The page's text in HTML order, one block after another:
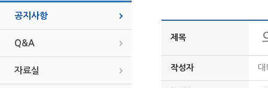
공지사항
Q&A
자료실
제목
작성자 대